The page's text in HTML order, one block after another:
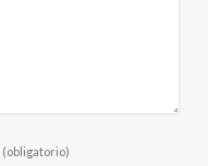
(obligatorio)